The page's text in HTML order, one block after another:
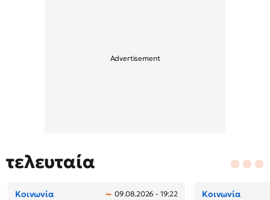
τελευταία
Κοινωνία 09.08.2026 - 19:22 Κοινωνία